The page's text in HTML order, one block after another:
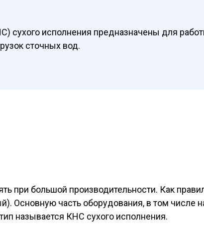
сухого исполнения предназначены для
сточных вод.
при большой производительности. Как
Основную часть оборудования, в том числе
называется КНС сухого исполнения.